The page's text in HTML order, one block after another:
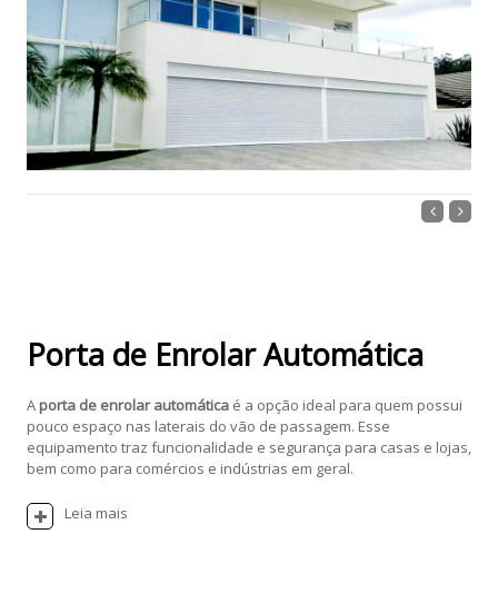
Porta de Enrolar Automática
A porta de enrolar automáticaé a opção ideal para quem possui
pouco espaço nas laterais do vão de passagem. Esse
equipamento traz funcionalidade e segurança para casas e lojas,
bem como para comércios e indústrias em geral.
Leia mais